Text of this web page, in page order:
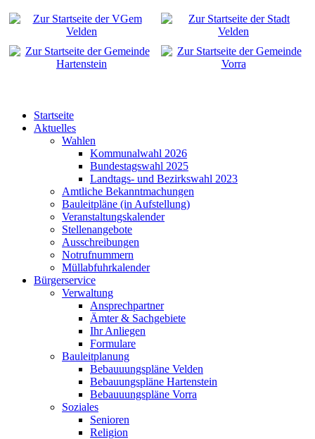
Startseite
Aktuelles
Wahlen
Kommunalwahl 2026
Bundestagswahl 2025
Landtags- und Bezirkswahl 2023
Amtliche Bekanntmachungen
Bauleitpläne (in Aufstellung)
Veranstaltungskalender
Stellenangebote
Ausschreibungen
Notrufnummern
Müllabfuhrkalender
Bürgerservice
Verwaltung
Ansprechpartner
Ämter & Sachgebiete
Ihr Anliegen
Formulare
Bauleitplanung
Bebauuungspläne Velden
Bebauungspläne Hartenstein
Bebauuungspläne Vorra
Soziales
Senioren
Religion